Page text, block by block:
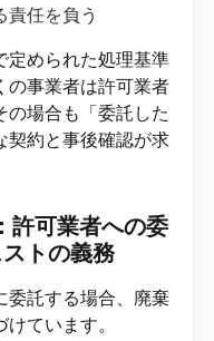
責任を負う
定められた処理基準
の事業者は許可業者
の場合も「委託した
契約と事後確認が求
可業者への委
トの義務
委託する場合、廃棄
ています。